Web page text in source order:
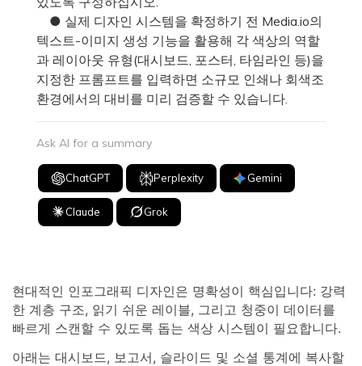
● 실제 디자인 시스템을 확정하기 전 Media.io의
텍스트-이미지 생성 기능을 활용해 각 색상의 역할
과 레이아웃 유형(대시보드, 포스터, 타임라인 등)을
지정한 프롬프트를 입력하면 소규모 인쇄나 회색조
환경에서의 대비를 미리 검증할 수 있습니다.
Ask AI for a summary
ChatGPT Perplexity Gemini
Claude Grok
현대적인 인포그래픽 디자인은 명확성이 핵심입니다: 강력
한 계층 구조, 읽기 쉬운 레이블, 그리고 청중이 데이터를
빠르게 스캔할 수 있도록 돕는 색상 시스템이 필요합니다.
아래는 대시보드, 보고서, 슬라이드 및 소셜 통계에 복사할